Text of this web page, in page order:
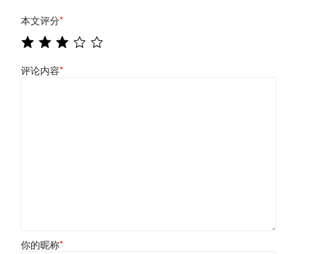
本文评分*
评论内容*
你的昵称*